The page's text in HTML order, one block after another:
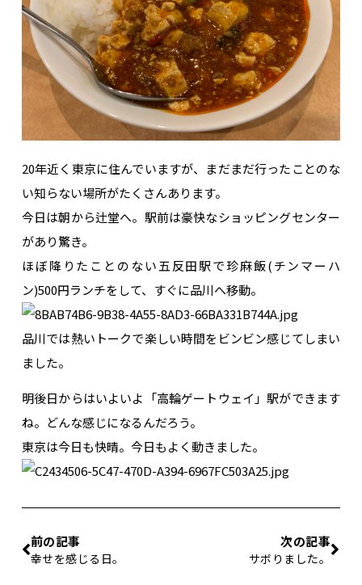
20年近く東京に住んでいますが、まだまだ行ったことのな
い知らない場所がたくさんあります。
今日は朝から辻堂へ。駅前は豪快なショッピングセンター
があり驚き。
ほぼ降りたことのない五反田駅で珍麻飯(チンマーハ
ン)500円ランチをして、すぐに品川へ移動。
品川では熱いトークで楽しい時間をビンビン感じてしまい
ました。
明後日からはいよいよ「高輪ゲートウェイ」駅ができます
ね。どんな感じになるんだろう。
東京は今日も快晴。今日もよく動きました。
前の記事
幸せを感じる日。
次の記事
サボりました。